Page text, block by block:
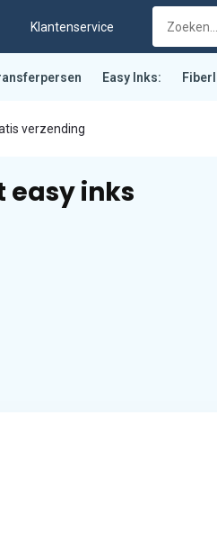
Klantenservice
Easy Inks:
verzending
inks